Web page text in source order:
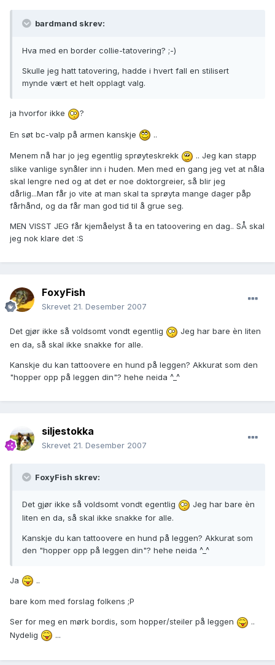
bardmand skrev:
Hva med en border collie-tatovering? ;-)
Skulle jeg hatt tatovering, hadde i hvert fall en stilisert
mynde vært et helt opplagt valg.
ja hvorfor ikke ?
En søt bc-valp på armen kanskje ..
Menem nå har jo jeg egentlig sprøyteskrekk
.. Jeg kan stapp
slike vanlige synåler inn i huden. Men med en gang jeg vet at nåla
skal lengre ned og at det er noe doktorgreier, så blir jeg
dårlig...Man får jo vite at man skal ta sprøyta mange dager påp
fårhånd, og da får man god tid til å grue seg.
MEN VISST JEG får kjemåelyst å ta en tatoovering en dag.. SÅ skal
jeg nok klare det :S
FoxyFish
Skrevet 21. Desember 2007
Det gjør ikke så voldsomt vondt egentlig
Jeg har bare èn liten
en da, så skal ikke snakke for alle.
Kanskje du kan tattoovere en hund på leggen? Akkurat som den
"hopper opp på leggen din"? hehe neida ^_^
siljestokka
Skrevet 21. Desember 2007
FoxyFish skrev:
Det gjør ikke så voldsomt vondt egentlig
Jeg har bare èn
liten en da, så skal ikke snakke for alle.
Kanskje du kan tattoovere en hund på leggen? Akkurat som
den "hopper opp på leggen din"? hehe neida ^_^
Ja ..
bare kom med forslag folkens ;P
Ser for meg en mørk bordis, som hopper/steiler på leggen
..
Nydelig
...